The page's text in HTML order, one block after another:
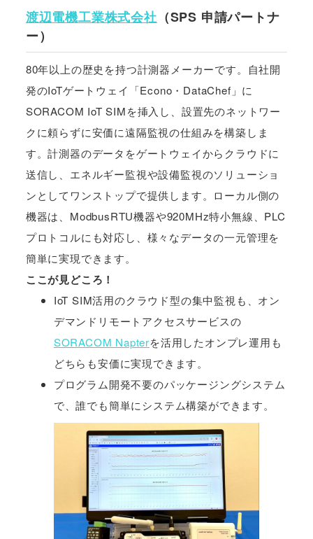
渡辺電機工業株式会社（SPS 申請パートナ
ー）
80年以上の歴史を持つ計測器メーカーです。自社開
発のIoTゲートウェイ「Econo・DataChef」に
SORACOM IoT SIMを挿入し、設置先のネットワー
クに頼らずに安価に遠隔監視の仕組みを構築しま
す。計測器のデータをゲートウェイからクラウドに
送信し、エネルギー監視や設備監視のソリューショ
ンとしてワンストップで提供します。ローカル側の
機器は、ModbusRTU機器や920MHz特小無線、PLC
プロトコルにも対応し、様々なデータの一元管理を
簡単に実現できます。
ここが見どころ！
IoT SIM活用のクラウド型の集中監視も、オン
デマンドリモートアクセスサービスの
SORACOM Napterを活用したオンプレ運用も
どちらも安価に実現できます。
プログラム開発不要のパッケージングシステム
で、誰でも簡単にシステム構築ができます。